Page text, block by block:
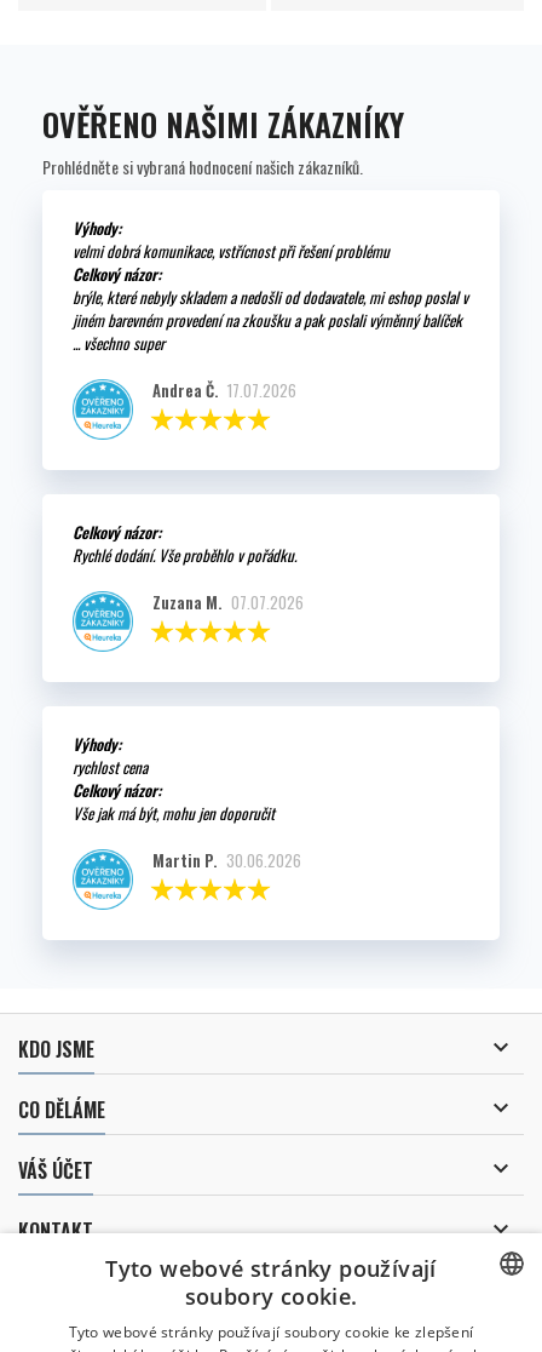
OVĚŘENO NAŠIMI ZÁKAZNÍKY
Prohlédněte si vybraná hodnocení našich zákazníků.
Výhody:
velmi dobrá komunikace, vstřícnost při řešení problému
Celkový názor:
brýle, které nebyly skladem a nedošli od dodavatele, mi eshop poslal v
jiném barevném provedení na zkoušku a pak poslali výměnný balíček
... všechno super
Andrea Č. 17.07.2026
Celkový názor:
Rychlé dodání. Vše proběhlo v pořádku.
Zuzana M. 07.07.2026
Výhody:
rychlost cena
Celkový názor:
Vše jak má být, mohu jen doporučit
Martin P. 30.06.2026
KDO JSME 
CO DĚLÁME 
VÁŠ ÚČET 
KONTAKT 
ODBĚR NOVINEK
CZECH
Tyto webové stránky používají
soubory cookie.
Tyto webové stránky používají soubory cookie ke zlepšení